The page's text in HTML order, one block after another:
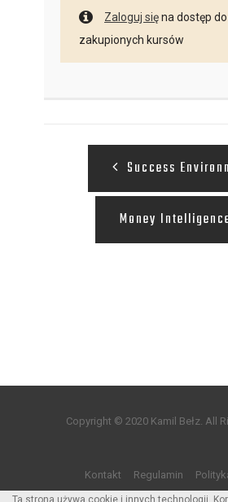
Zaloguj sięna dostęp do
zakupionych kursów
Success
Money
Copyright © 2020 Kamil Bełz. All
Kontakt Regulamin
Ta strona używa cookie i innych technologii.